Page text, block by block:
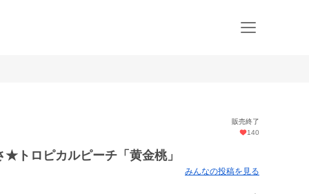
販売終了
140
トロピカルピーチ「黄金桃」
みんなの投稿を見る